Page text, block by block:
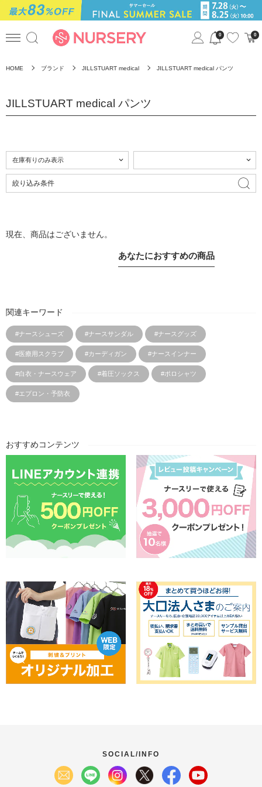
0 0
HOME ブランド JILLSTUART medical JILLSTUART medical パンツ
JILLSTUART medical パンツ
絞り込み条件
現在、商品はございません。
あなたにおすすめの商品
関連キーワード
#ナースシューズ #ナースサンダル #ナースグッズ
#医療用スクラブ #カーディガン #ナースインナー
#白衣・ナースウェア #着圧ソックス #ポロシャツ
#エプロン・予防衣
おすすめコンテンツ
SOCIAL/INFO